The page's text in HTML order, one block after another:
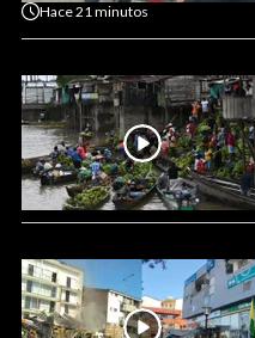
Hace21 minutos